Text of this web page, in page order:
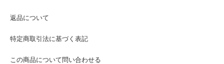
返品について
特定商取引法に基づく表記
この商品について問い合わせる